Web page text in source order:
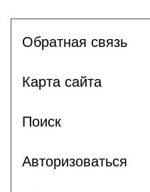
Обратная связь
Карта сайта
Поиск
Авторизоваться